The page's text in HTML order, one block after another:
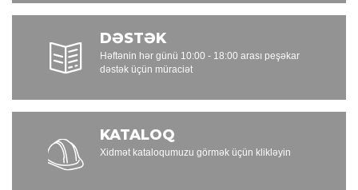
DƏSTƏK
Həftənin hər günü 10:00 - 18:00 arası peşəkar
dəstək üçün müraciət
KATALOQ
Xidmət kataloqumuzu görmək üçün klikləyin